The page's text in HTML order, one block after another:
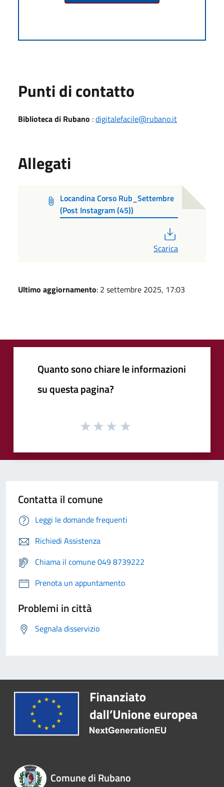
Punti di contatto
Biblioteca di Rubano :digitalefacile@rubano.it
Allegati
Locandina Corso Rub_Settembre
(Post Instagram (45))
Scarica
Ultimo aggiornamento: 2 settembre 2025, 17:03
Quanto sono chiare le informazioni
su questa pagina?
Contatta il comune
Leggi le domande frequenti
Richiedi Assistenza
Chiama il comune 049 8739222
Prenota un appuntamento
Problemi in città
Segnala disservizio
Comune di Rubano